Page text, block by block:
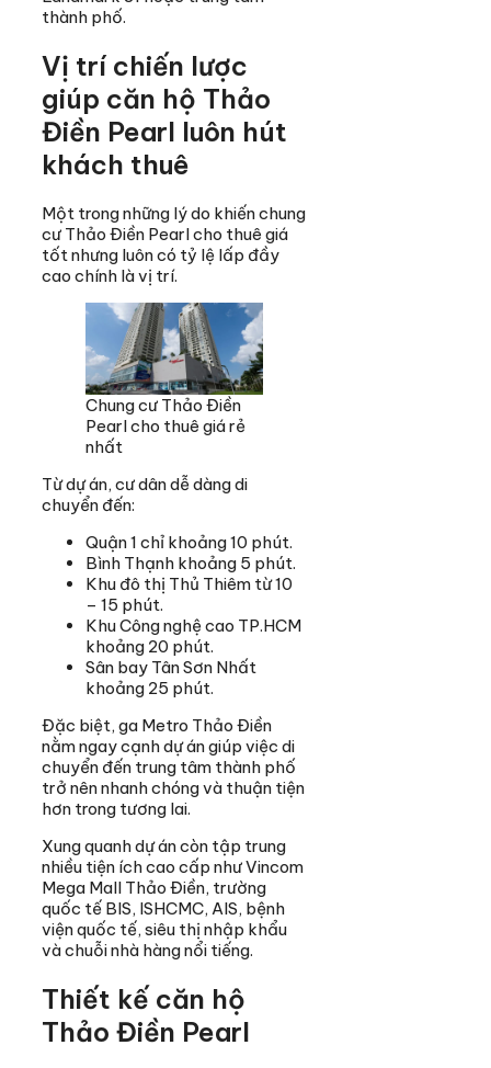
thành phố.
Vị trí chiến lược
giúp căn hộ Thảo
Điền Pearl luôn hút
khách thuê
Một trong những lý do khiến chung
cư Thảo Điền Pearl cho thuê giá
tốt nhưng luôn có tỷ lệ lấp đầy
cao chính là vị trí.
Chung cư Thảo Điền
Pearl cho thuê giá rẻ
nhất
Từ dự án, cư dân dễ dàng di
chuyển đến:
Quận 1 chỉ khoảng 10 phút.
Bình Thạnh khoảng 5 phút.
Khu đô thị Thủ Thiêm từ 10
– 15 phút.
Khu Công nghệ cao TP.HCM
khoảng 20 phút.
Sân bay Tân Sơn Nhất
khoảng 25 phút.
Đặc biệt, ga Metro Thảo Điền
nằm ngay cạnh dự án giúp việc di
chuyển đến trung tâm thành phố
trở nên nhanh chóng và thuận tiện
hơn trong tương lai.
Xung quanh dự án còn tập trung
nhiều tiện ích cao cấp như Vincom
Mega Mall Thảo Điền, trường
quốc tế BIS, ISHCMC, AIS, bệnh
viện quốc tế, siêu thị nhập khẩu
và chuỗi nhà hàng nổi tiếng.
Thiết kế căn hộ
Thảo Điền Pearl